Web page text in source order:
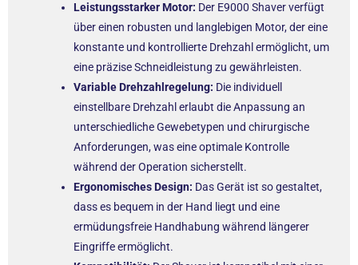
Leistungsstarker Motor: Der E9000 Shaver verfügt
über einen robusten und langlebigen Motor, der eine
konstante und kontrollierte Drehzahl ermöglicht, um
eine präzise Schneidleistung zu gewährleisten.
Variable Drehzahlregelung: Die individuell
einstellbare Drehzahl erlaubt die Anpassung an
unterschiedliche Gewebetypen und chirurgische
Anforderungen, was eine optimale Kontrolle
während der Operation sicherstellt.
Ergonomisches Design: Das Gerät ist so gestaltet,
dass es bequem in der Hand liegt und eine
ermüdungsfreie Handhabung während längerer
Eingriffe ermöglicht.